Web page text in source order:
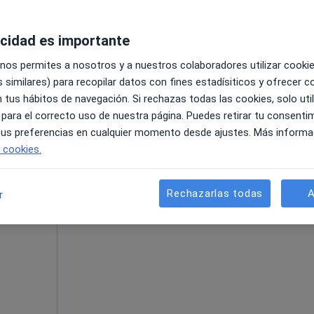
• Mapa
60 €
La reserva de cita online no está
Pedir una cita
es importante
permites a nosotros y a nuestros colaboradores utilizar
similares) para recopilar datos con fines estadísiticos y ofrecer
tus hábitos de navegación. Si rechazas todas las cookies, solo
el correcto uso de nuestra página. Puedes retirar tu
preferencias en cualquier momento desde ajustes. Más
Rechazarlas todas